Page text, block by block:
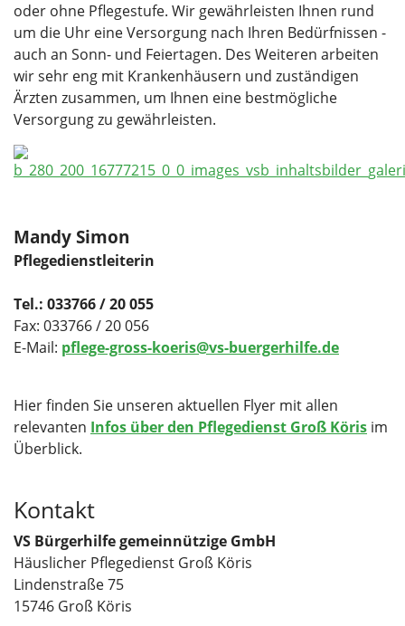
oder ohne Pflegestufe. Wir gewährleisten Ihnen rund
um die Uhr eine Versorgung nach Ihren Bedürfnissen -
auch an Sonn- und Feiertagen. Des Weiteren arbeiten
wir sehr eng mit Krankenhäusern und zuständigen
Ärzten zusammen, um Ihnen eine bestmögliche
Versorgung zu gewährleisten.
Mandy Simon
Pflegedienstleiterin
Tel.: 033766 / 20 055
Fax: 033766 / 20 056
E-Mail: pflege-gross-koeris@vs-buergerhilfe.de
Hier finden Sie unseren aktuellen Flyer mit allen
relevanten Infos über den Pflegedienst Groß Köris im
Überblick.
Kontakt
VS Bürgerhilfe gemeinnützige GmbH
Häuslicher Pflegedienst Groß Köris
Lindenstraße 75
15746 Groß Köris